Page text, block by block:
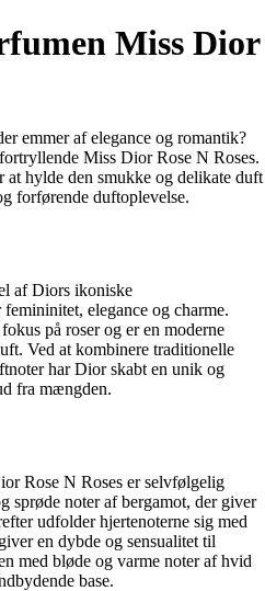
Miss Dior
emmer af elegance og romantik?
Miss Dior Rose N Roses.
at hylde den smukke og delikate duft
forførende duftoplevelse.
af Diors ikoniske
elegance og charme.
på roser og er en moderne
Ved at kombinere traditionelle
har Dior skabt en unik og
fra mængden.
Rose N Roses er selvfølgelig
sprøde noter af bergamot, der giver
udfolder hjertenoterne sig med
en dybde og sensualitet til
med bløde og varme noter af hvid
base.